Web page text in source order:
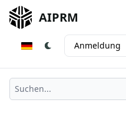
AIPRM
Anmeldung